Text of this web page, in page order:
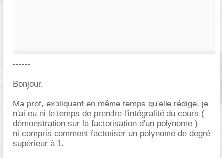
------
Bonjour,
Ma prof, expliquant en même temps qu'elle rédige, je
n'ai eu ni le temps de prendre l'intégralité du cours (
démonstration sur la factorisation d'un polynome )
ni compris comment factoriser un polynome de degré
supérieur à 1.